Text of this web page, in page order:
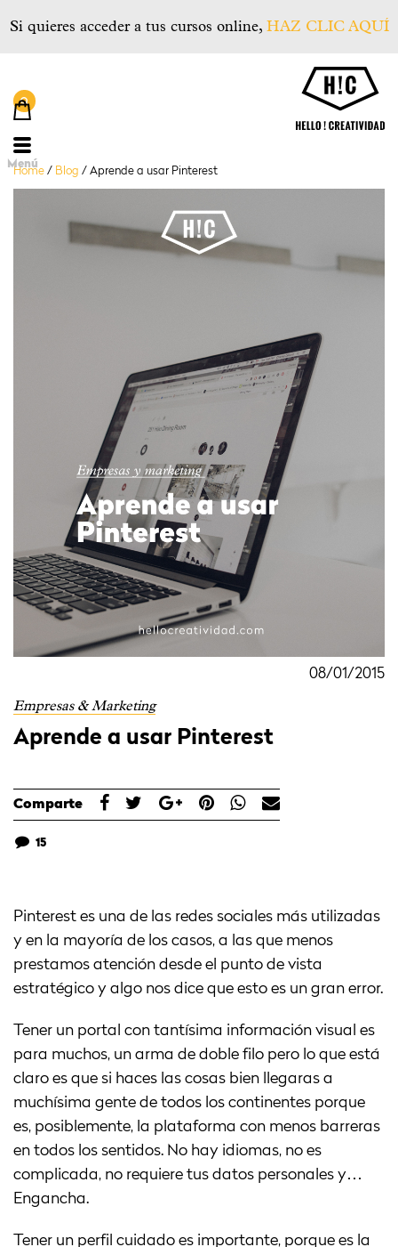
Si quieres acceder a tus cursos online, HAZ CLIC AQUÍ
Menú
Home / Blog / Aprende a usar Pinterest
08/01/2015
Empresas & Marketing
Aprende a usar Pinterest
Comparte
15
Pinterest es una de las redes sociales más utilizadas
y en la mayoría de los casos, a las que menos
prestamos atención desde el punto de vista
estratégico y algo nos dice que esto es un gran error.
Tener un portal con tantísima información visual es
para muchos, un arma de doble filo pero lo que está
claro es que si haces las cosas bien llegaras a
muchísima gente de todos los continentes porque
es, posiblemente, la plataforma con menos barreras
en todos los sentidos. No hay idiomas, no es
complicada, no requiere tus datos personales y…
Engancha.
Tener un perfil cuidado es importante, porque es la